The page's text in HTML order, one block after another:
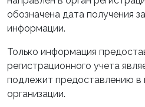
обозначена дата получения
информации.
Только информация
регистрационного учета
подлежит предоставлению в
организации.